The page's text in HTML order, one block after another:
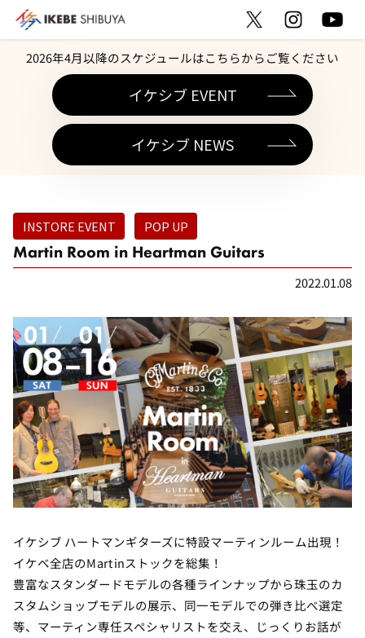
2026年4月以降のスケジュールはこちらからご覧ください
イケシブ EVENT
イケシブ NEWS
INSTORE EVENT POP UP
Martin Room in Heartman Guitars
2022.01.08
イケシブ ハートマンギターズに特設マーティンルーム出現！
イケベ全店のMartinストックを総集！
豊富なスタンダードモデルの各種ラインナップから珠玉のカ
スタムショップモデルの展示、同一モデルでの弾き比べ選定
等、マーティン専任スペシャリストを交え、じっくりお話が